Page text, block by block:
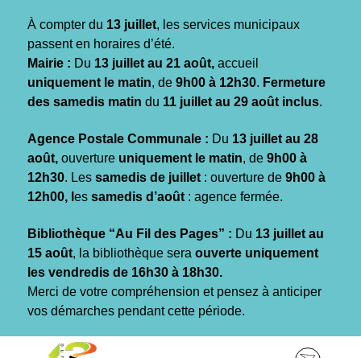
À compter du 13 juillet, les services municipaux
passent en horaires d’été.
Mairie : Du 13 juillet au 21 août, accueil
uniquement le matin, de 9h00 à 12h30. Fermeture
des samedis matin du 11 juillet au 29 août inclus.
Agence Postale Communale : Du 13 juillet au 28
août, ouverture uniquement le matin, de 9h00 à
12h30. Les samedis de juillet : ouverture de 9h00 à
12h00, l es samedis d’août : agence fermée.
Bibliothèque “Au Fil des Pages” : Du 13 juillet au
15 août, la bibliothèque sera ouverte uniquement
les vendredis de 16h30 à 18h30.
Merci de votre compréhension et pensez à anticiper
vos démarches pendant cette période.